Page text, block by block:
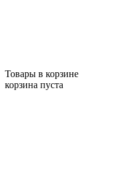
Товары в корзине
корзина пуста